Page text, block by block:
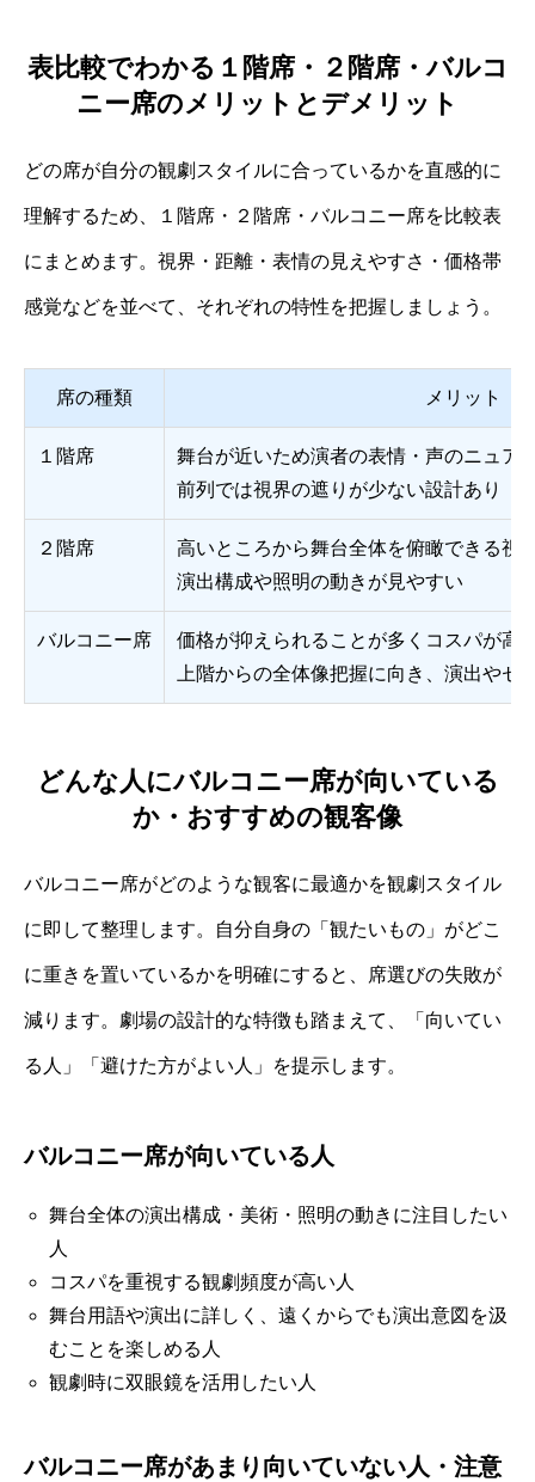
表比較でわかる１階席・２階席・バルコ
ニー席のメリットとデメリット
どの席が自分の観劇スタイルに合っているかを直感的に
理解するため、１階席・２階席・バルコニー席を比較表
にまとめます。視界・距離・表情の見えやすさ・価格帯
感覚などを並べて、それぞれの特性を把握しましょう。
席の種類 メリット
１階席
舞台が近いため演者の表情・声のニュア
前列では視界の遮りが少ない設計あり
２階席
高いところから舞台全体を俯瞰できる視
演出構成や照明の動きが見やすい
バルコニー席
価格が抑えられることが多くコスパが高
上階からの全体像把握に向き、演出やセ
どんな人にバルコニー席が向いている
か・おすすめの観客像
バルコニー席がどのような観客に最適かを観劇スタイル
に即して整理します。自分自身の「観たいもの」がどこ
に重きを置いているかを明確にすると、席選びの失敗が
減ります。劇場の設計的な特徴も踏まえて、「向いてい
る人」「避けた方がよい人」を提示します。
バルコニー席が向いている人
舞台全体の演出構成・美術・照明の動きに注目したい
人
コスパを重視する観劇頻度が高い人
舞台用語や演出に詳しく、遠くからでも演出意図を汲
むことを楽しめる人
観劇時に双眼鏡を活用したい人
バルコニー席があまり向いていない人・注意